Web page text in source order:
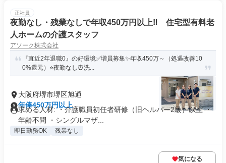
正社員
夜勤なし・残業なしで年収450万円以上‼ 住宅型有料老
人ホームの介護スタッフ
アソーク株式会社
『直近2年退職0』の好環境✅増員募集✨年収450万～（処遇改善10
0%還元）⭐夜勤なし⏰洗...
大阪府堺市堺区旭通
年俸450万円以上
求める人材: ・介護職員初任者研修（旧ヘルパー2級）以上 ・
年齢不問 ・シングルマザ...
即日勤務OK 残業なし
気になる